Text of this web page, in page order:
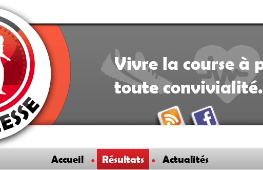
Vivre la course à
toute
Accueil Résultats Actualités